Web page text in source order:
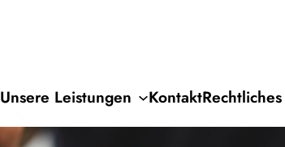
Unsere Leistungen KontaktRechtliches